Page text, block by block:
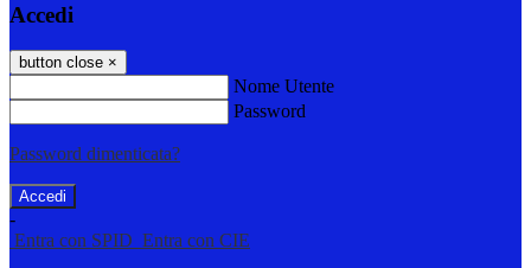
Accedi
button close ×
Nome Utente
Password
Password dimenticata?
-
Entra con SPID Entra con CIE